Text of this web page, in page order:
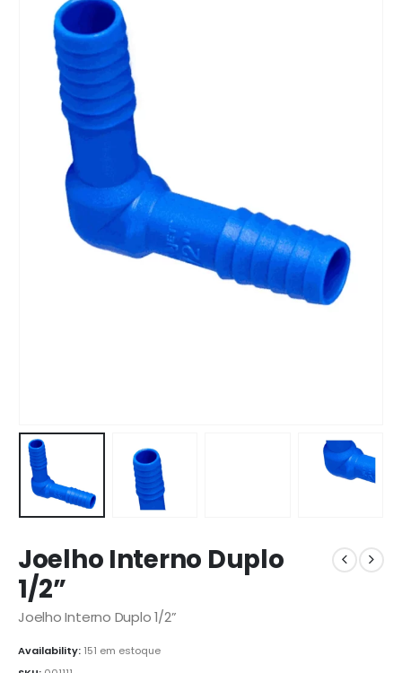
Joelho Interno Duplo
1/2”
Joelho Interno Duplo 1/2”
Availability: 151 em estoque